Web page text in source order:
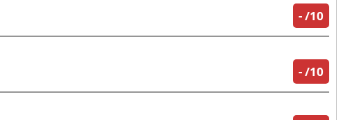
-/10
-/10